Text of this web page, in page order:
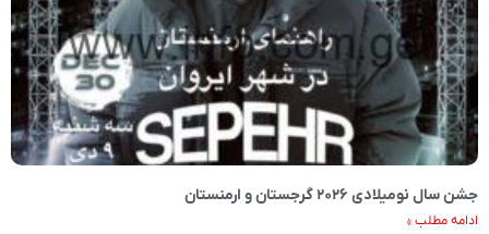
جشن سال نو‌میلادی ۲۰۲۶ گرجستان و ارمنستان
ادامه مطلب »